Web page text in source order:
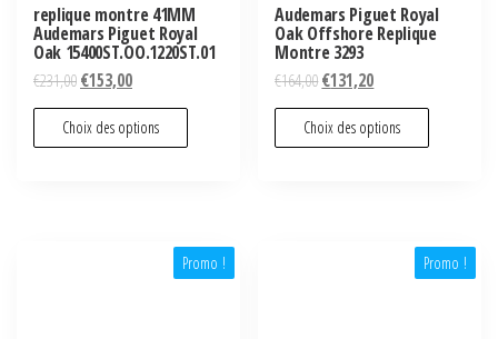
replique montre 41MM
Audemars Piguet Royal
Oak 15400ST.OO.1220ST.01
€231,00€153,00
Choix des options
Audemars Piguet Royal
Oak Offshore Replique
Montre 3293
€164,00€131,20
Choix des options
Promo ! Promo !